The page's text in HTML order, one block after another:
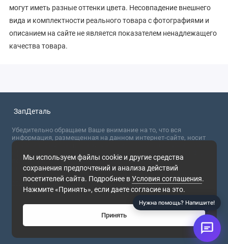
могут иметь разные оттенки цвета. Несовпадение внешнего
вида и комплектности реального товара с фотографиями и
описанием на сайте не является показателем ненадлежащего
качества товара.
Мы используем файлы cookie и другие средства
сохранения предпочтений и анализа действий
посетителей сайта. Подробнее вУсловия соглашения.
Нажмите «Принять», если даете согласие на это.
Принять
ЗапДеталь
Убедительно обращаем Ваше внимание на то, что вся
информация, размещенная на данном интернет-сайте, носит
сугубо информационный характер и не являются публичной
офертой, определяемой положениями Статьи 437 (2) ГК РФ. Для
получения точной информации о стоимости товаров,
пожалуйста, обращайтесь в ближайший офис продаж.
2026
Нужна помощь? Напишите!